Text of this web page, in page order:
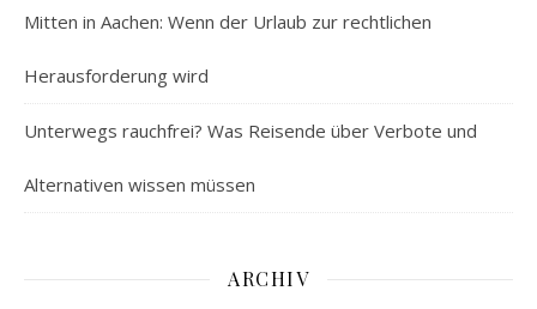
Mitten in Aachen: Wenn der Urlaub zur rechtlichen
Herausforderung wird
Unterwegs rauchfrei? Was Reisende über Verbote und
Alternativen wissen müssen
ARCHIV